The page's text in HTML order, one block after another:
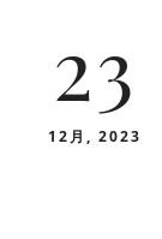
23
12月, 2023